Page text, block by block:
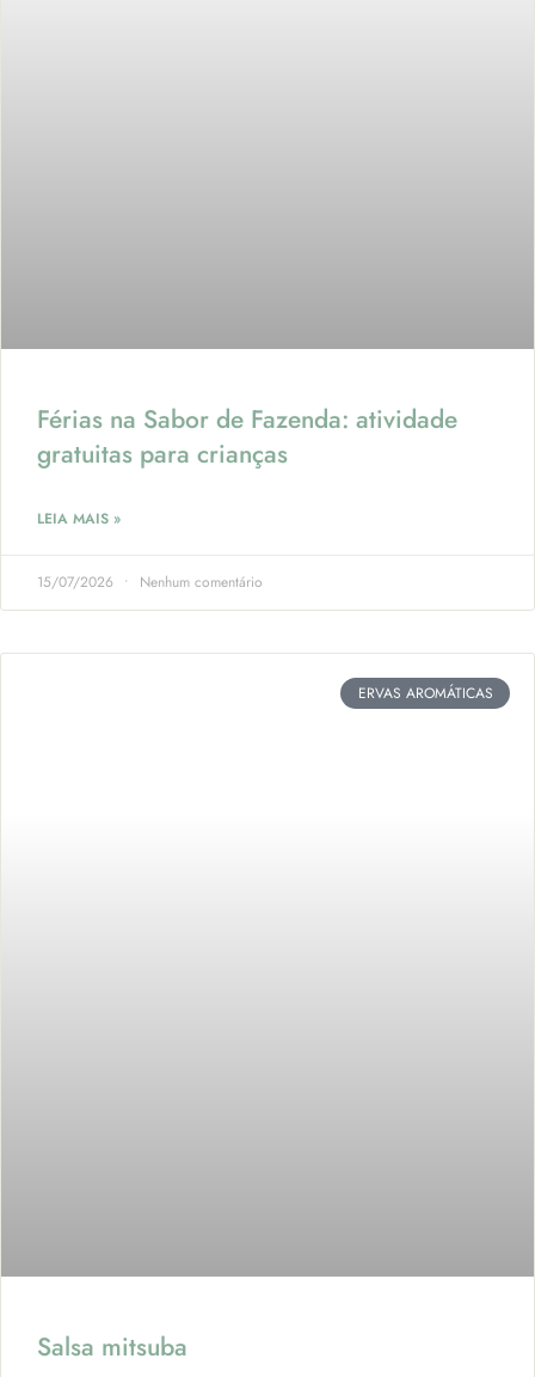
Férias na Sabor de Fazenda: atividade
gratuitas para crianças
LEIA MAIS »
15/07/2026 Nenhum comentário
ERVAS AROMÁTICAS
Salsa mitsuba